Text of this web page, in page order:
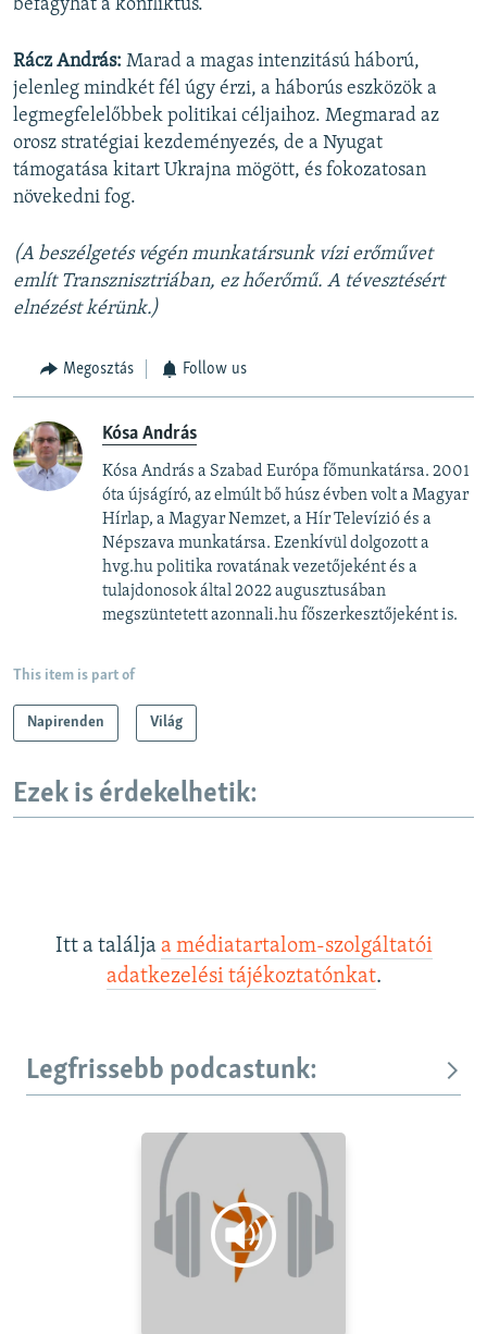
befagyhat a konfliktus.
Rácz András: Marad a magas intenzitású háború,
jelenleg mindkét fél úgy érzi, a háborús eszközök a
legmegfelelőbbek politikai céljaihoz. Megmarad az
orosz stratégiai kezdeményezés, de a Nyugat
támogatása kitart Ukrajna mögött, és fokozatosan
növekedni fog.
(A beszélgetés végén munkatársunk vízi erőművet
említ Transznisztriában, ez hőerőmű. A tévesztésért
elnézést kérünk.)
Megosztás Follow us
Kósa András
Kósa András a Szabad Európa főmunkatársa. 2001
óta újságíró, az elmúlt bő húsz évben volt a Magyar
Hírlap, a Magyar Nemzet, a Hír Televízió és a
Népszava munkatársa. Ezenkívül dolgozott a
hvg.hu politika rovatának vezetőjeként és a
tulajdonosok által 2022 augusztusában
megszüntetett azonnali.hu főszerkesztőjeként is.
This item is part of
Napirenden Világ
Ezek is érdekelhetik:
Itt a találja a médiatartalom-szolgáltatói
adatkezelési tájékoztatónkat.
Legfrissebb podcastunk: